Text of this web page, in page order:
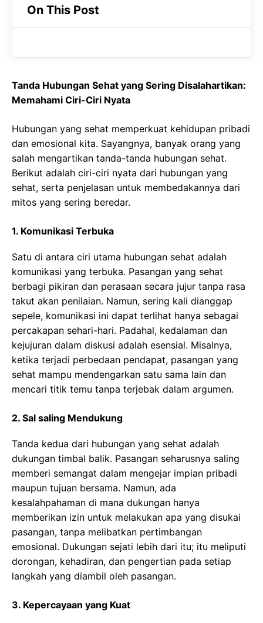
On This Post
Tanda Hubungan Sehat yang Sering Disalahartikan:
Memahami Ciri-Ciri Nyata
Hubungan yang sehat memperkuat kehidupan pribadi
dan emosional kita. Sayangnya, banyak orang yang
salah mengartikan tanda-tanda hubungan sehat.
Berikut adalah ciri-ciri nyata dari hubungan yang
sehat, serta penjelasan untuk membedakannya dari
mitos yang sering beredar.
1. Komunikasi Terbuka
Satu di antara ciri utama hubungan sehat adalah
komunikasi yang terbuka. Pasangan yang sehat
berbagi pikiran dan perasaan secara jujur tanpa rasa
takut akan penilaian. Namun, sering kali dianggap
sepele, komunikasi ini dapat terlihat hanya sebagai
percakapan sehari-hari. Padahal, kedalaman dan
kejujuran dalam diskusi adalah esensial. Misalnya,
ketika terjadi perbedaan pendapat, pasangan yang
sehat mampu mendengarkan satu sama lain dan
mencari titik temu tanpa terjebak dalam argumen.
2. Sal saling Mendukung
Tanda kedua dari hubungan yang sehat adalah
dukungan timbal balik. Pasangan seharusnya saling
memberi semangat dalam mengejar impian pribadi
maupun tujuan bersama. Namun, ada
kesalahpahaman di mana dukungan hanya
memberikan izin untuk melakukan apa yang disukai
pasangan, tanpa melibatkan pertimbangan
emosional. Dukungan sejati lebih dari itu; itu meliputi
dorongan, kehadiran, dan pengertian pada setiap
langkah yang diambil oleh pasangan.
3. Kepercayaan yang Kuat